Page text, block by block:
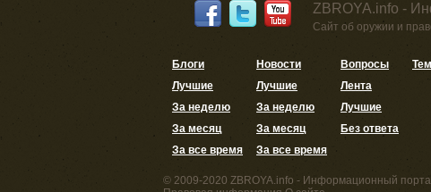
ZBROYA.info -
Сайт об оружии и
Блоги
Лучшие
За неделю
За месяц
За все время
Новости
Лучшие
За неделю
За месяц
За все время
Вопросы
Лента
Лучшие
Без ответа
© 2009-2020 ZBROYA.info - Информационный